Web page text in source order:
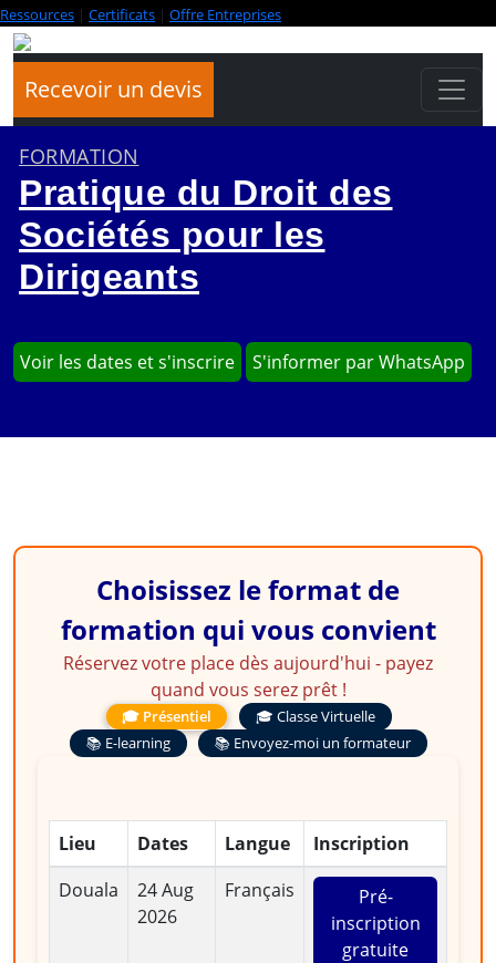
Ressources | Certificats | Offre Entreprises
Recevoir un devis
FORMATION
Pratique du Droit des
Sociétés pour les
Dirigeants
Voir les dates et s'inscrire S'informer par WhatsApp
Choisissez le format de
formation qui vous convient
Réservez votre place dès aujourd'hui - payez
quand vous serez prêt !
🎓 Présentiel
🎓 Classe Virtuelle
📚 E-learning
📚 Envoyez-moi un formateur
Lieu Dates Langue
Inscription
Douala
24 Aug
2026
Français
Pré-
inscription
gratuite